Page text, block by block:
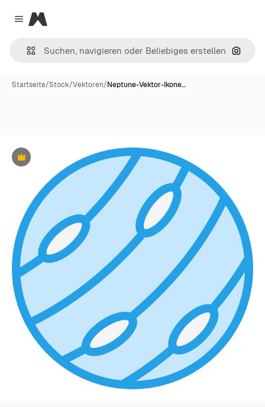
Close menu
Magnific
Nach
Startseite/Stock/Vektoren/Neptune-Vektor-Ikone…
Premium